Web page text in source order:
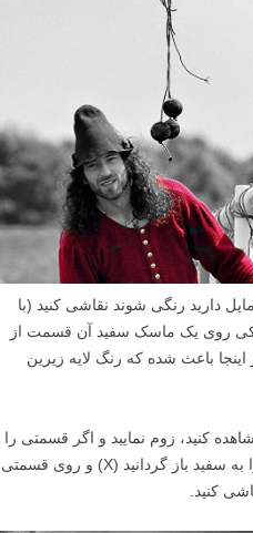
دارید رنگی شوند نقاشی کنید (با
روی یک ماسک سفید آن قسمت از
باعث شده که رنگ لایه زیرین
کنید، زوم نمایید و اگر قسمتی را
به اشتباه رنگی کردید، رنگ قلم مو را به سفید باز گردانید (X) و روی قسمتی
کنید.